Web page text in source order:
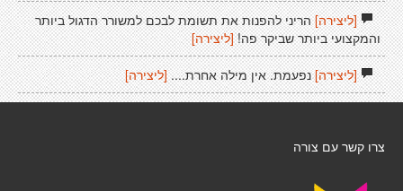
[ליצירה]הריני להפנות את תשומת לבכם למשורר הדגול ביותר
והמקצועי ביותר שביקר פה! [ליצירה]
[ליצירה]נפעמת. אין מילה אחרת.... [ליצירה]
צרו קשר עם צורה